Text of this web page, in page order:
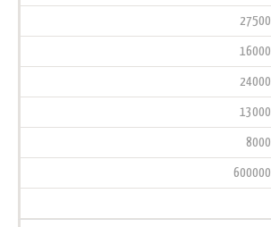
27500
16000
24000
13000
8000
600000